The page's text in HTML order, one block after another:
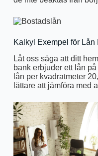
Kalkyl Exempel för Lån
Låt oss säga att ditt
bank erbjuder ett lån
lån per kvadratmeter
lättare att jämföra med